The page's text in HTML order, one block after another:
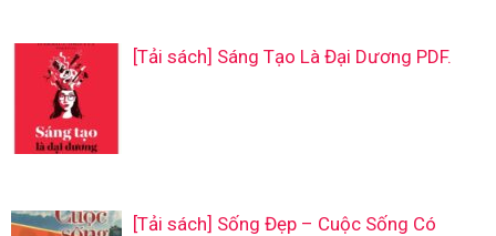
[Tải sách] Sáng Tạo Là Đại Dương PDF.
[Tải sách] Sống Đẹp – Cuộc Sống Có